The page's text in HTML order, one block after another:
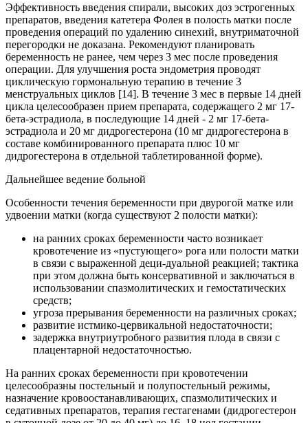
Эффективность введения спирали, высоких доз эстрогенных
препаратов, введения катетера Фолея в полость матки после
проведения операций по удалению синехий, внутриматочной
перегородки не доказана. Рекомендуют планировать
беременность не ранее, чем через 3 мес после проведения
операции. Для улучшения роста эндометрия проводят
циклическую гормональную терапию в течение 3
менструальных циклов [14]. В течение 3 мес в первые 14 дней
цикла целесообразен прием препарата, содержащего 2 мг 17-
бета-эстрадиола, в последующие 14 дней - 2 мг 17-бета-
эстрадиола и 20 мг дидрогестерона (10 мг дидрогестерона в
составе комбинированного препарата плюс 10 мг
дидрогестерона в отдельной таблетированной форме).
Дальнейшее ведение больной
Особенности течения беременности при двурогой матке или
удвоении матки (когда существуют 2 полости матки):
на ранних сроках беременности часто возникает
кровотечение из «пустующего» рога или полости матки
в связи с выраженной деци-дуальной реакцией; тактика
при этом должна быть консервативной и заключаться в
использовании спазмолитических и гемостатических
средств;
угроза прерывания беременности на различных сроках;
развитие истмико-цервикальной недостаточности;
задержка внутриутробного развития плода в связи с
плацентарной недостаточностью.
На ранних сроках беременности при кровотечении
целесообразны постельный и полупостельный режимы,
назначение кровоостанавливающих, спазмолитических и
седативных препаратов, терапия гестагенами (дидрогестерон